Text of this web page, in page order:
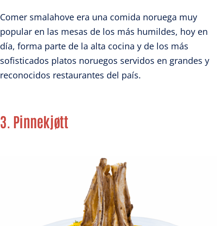
Comer smalahove era una comida noruega muy
popular en las mesas de los más humildes, hoy en
día, forma parte de la alta cocina y de los más
sofisticados platos noruegos servidos en grandes y
reconocidos restaurantes del país.
3. Pinnekjøtt